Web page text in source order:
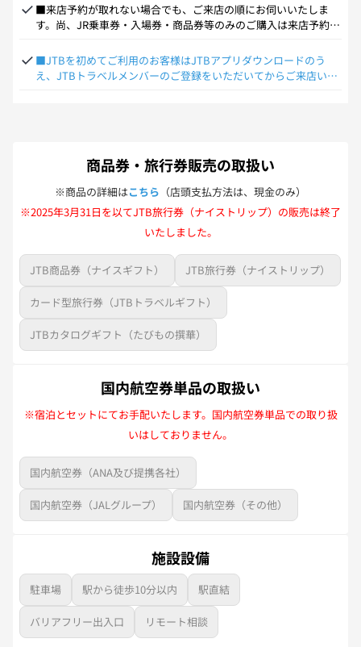
■来店予約が取れない場合でも、ご来店の順にお伺いいたしま
す。尚、JR乗車券・入場券・商品券等のみのご購入は来店予約は
り、お待ちいただく場合がございます。
■JTBを初めてご利用のお客様はJTBアプリダウンロードのう
え、JTBトラベルメンバーのご登録をいただいてからご来店いた
商品券・旅行券販売の取扱い
※商品の詳細はこちら （店頭支払方法は、現金のみ）
※2025年3月31日を以てJTB旅行券（ナイストリップ）の販売は終了
いたしました。
JTB商品券（ナイスギフト） JTB旅行券（ナイストリップ）
カード型旅行券（JTBトラベルギフト）
JTBカタログギフト（たびもの撰華）
国内航空券単品の取扱い
※宿泊とセットにてお手配いたします。国内航空券単品での取り扱
いはしておりません。
国内航空券（ANA及び提携各社）
国内航空券（JALグループ） 国内航空券（その他）
施設設備
駐車場 駅から徒歩10分以内 駅直結
バリアフリー出入口 リモート相談